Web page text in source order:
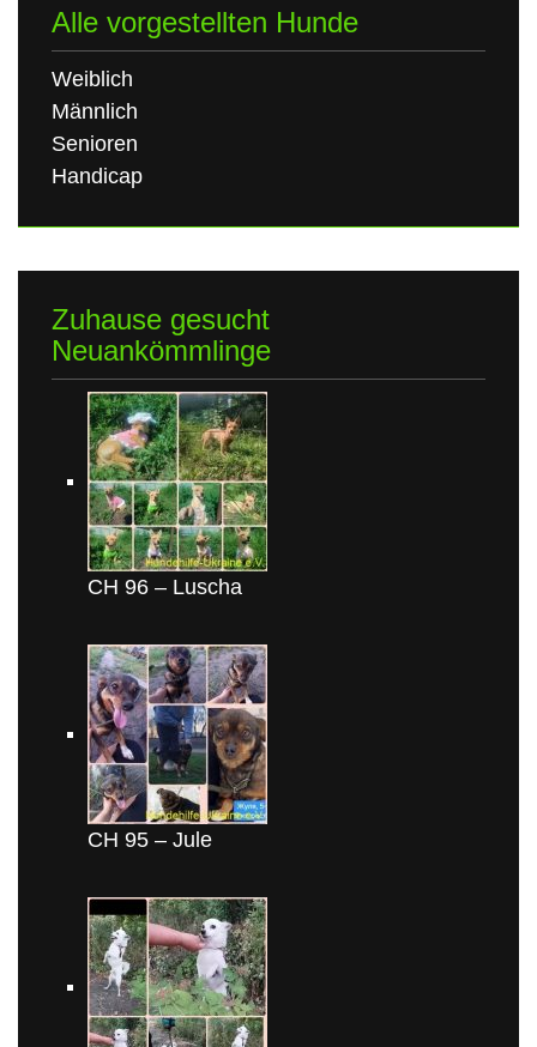
Alle vorgestellten Hunde
Weiblich
Männlich
Senioren
Handicap
Zuhause gesucht
Neuankömmlinge
CH 96 – Luscha
CH 95 – Jule